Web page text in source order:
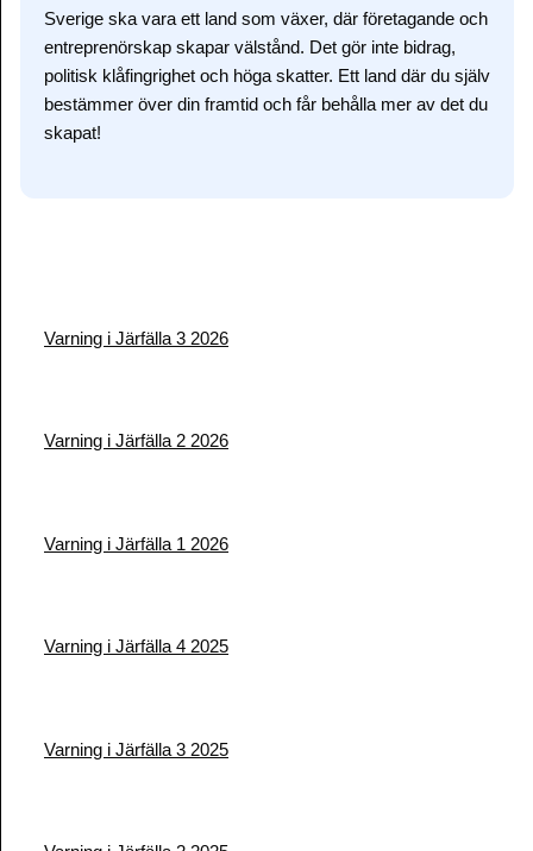
Sverige ska vara ett land som växer, där företagande och
entreprenörskap skapar välstånd. Det gör inte bidrag,
politisk klåfingrighet och höga skatter. Ett land där du själv
bestämmer över din framtid och får behålla mer av det du
skapat!
Varning i Järfälla 3 2026
Varning i Järfälla 2 2026
Varning i Järfälla 1 2026
Varning i Järfälla 4 2025
Varning i Järfälla 3 2025